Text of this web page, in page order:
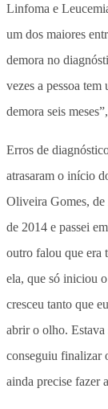
Linfoma e
um dos maiores
demora no
vezes a pessoa tem
demora seis
Erros de
atrasaram o início
Oliveira Gomes, de
de 2014 e passei
outro falou que era
ela, que só iniciou
cresceu tanto que
abrir o olho. Estava
conseguiu finalizar
ainda precise fazer